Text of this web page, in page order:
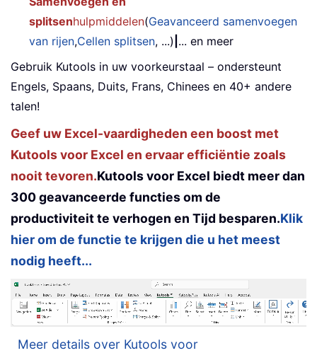
splitsenhulpmiddelen(Geavanceerd samenvoegen
van rijen,Cellen splitsen, ...) ... en meer
Gebruik Kutools in uw voorkeurstaal – ondersteunt
Engels, Spaans, Duits, Frans, Chinees en 40+ andere
talen!
Geef uw Excel-vaardigheden een boost met
Kutools voor Excel en ervaar efficiëntie zoals
nooit tevoren.Kutools voor Excel biedt meer dan
300 geavanceerde functies om de
productiviteit te verhogen en Tijd besparen.Klik
hier om de functie te krijgen die u het meest
nodig heeft...
Meer details over Kutools voor